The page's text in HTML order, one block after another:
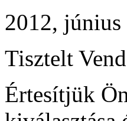
2012,
Tisztelt
Értesítjük